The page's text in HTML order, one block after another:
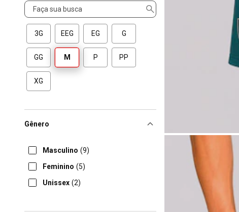
Tamanho
3G EEG EG G
GG M P PP
XG
Gênero
Masculino (9)
Feminino (5)
Unissex (2)